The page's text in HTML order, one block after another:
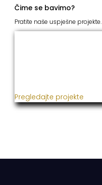
Čime se bavimo?
Pratite naše uspješne projekte.
Pregledajte projekte